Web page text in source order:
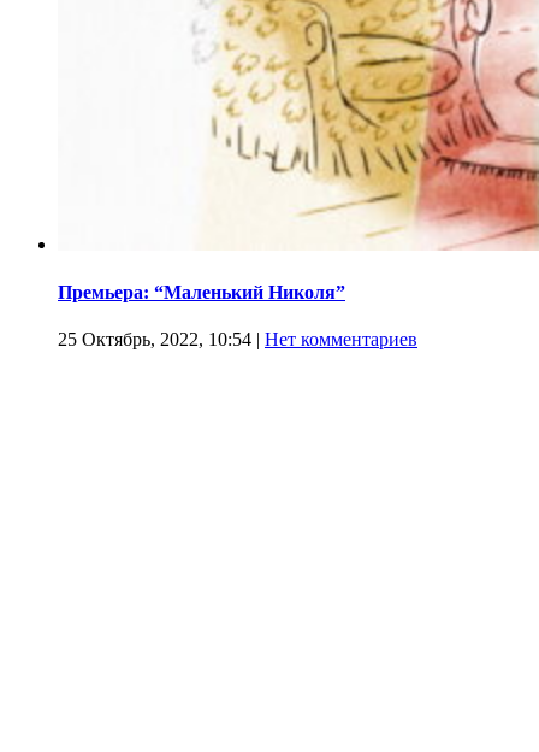
Премьера: “Маленький Николя”
25 Октябрь, 2022, 10:54 | Нет комментариев